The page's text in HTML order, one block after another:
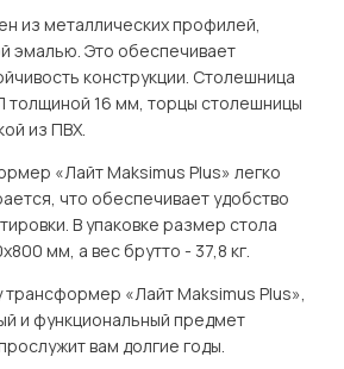
из металлических профилей,
эмалью. Это обеспечивает
конструкции. Столешница
толщиной 16 мм, торцы столешницы
из ПВХ.
«Лайт Maksimus Plus» легко
что обеспечивает удобство
В упаковке размер стола
мм, а вес брутто - 37,8 кг.
«Лайт Maksimus Plus»,
и функциональный предмет
вам долгие годы.